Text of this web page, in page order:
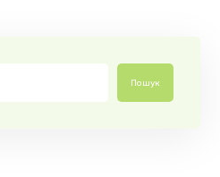
Пошук